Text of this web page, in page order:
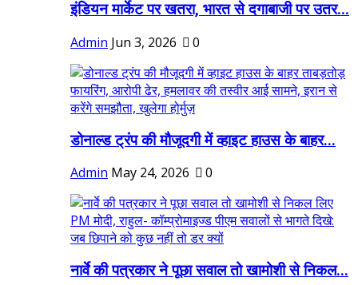
इंडियन मार्केट पर खतरा, भारत से दगाबाजी पर उतर...
Admin Jun 3, 2026 0
डोनाल्ड ट्रंप की मौजूदगी में व्हाइट हाउस के बाहर...
Admin May 24, 2026 0
नार्वे की पत्रकार ने पूछा सवाल तो खामोशी से निकल...